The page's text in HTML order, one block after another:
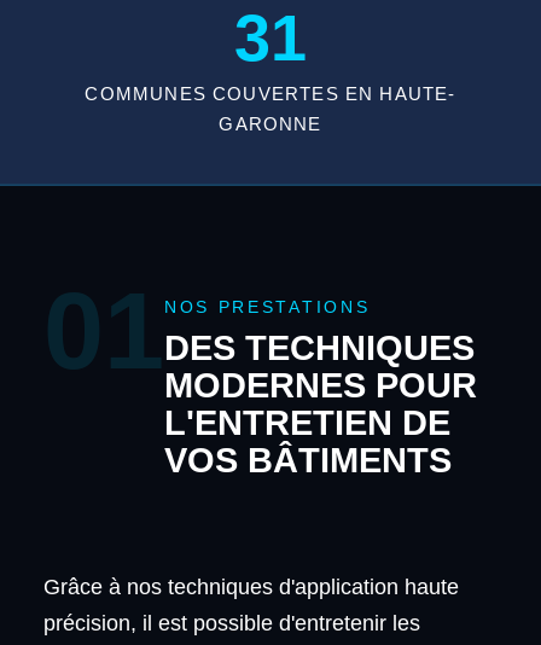
31
COMMUNES COUVERTES EN HAUTE-
GARONNE
01 NOS PRESTATIONS
DES TECHNIQUES
MODERNES POUR
L'ENTRETIEN DE
VOS BÂTIMENTS
Grâce à nos techniques d'application haute
précision, il est possible d'entretenir les